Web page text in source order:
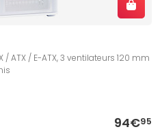
/ ATX / E-ATX, 3 ventilateurs 120 mm
94€95